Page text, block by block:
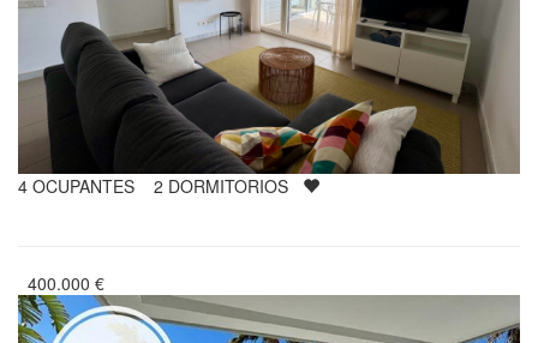
4 OCUPANTES 2 DORMITORIOS
400.000 €